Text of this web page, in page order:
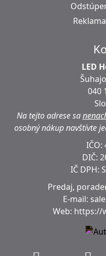
LED
040
Na tejto adrese sa
osobný nákup navštívte
IČO:
DIČ:
IČ DPH:
Predaj,
E-mail:
Web: https://